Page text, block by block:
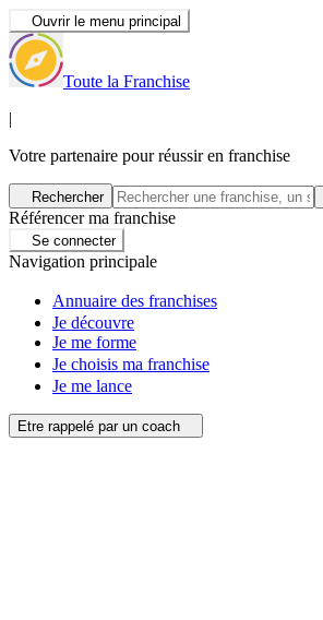
Ouvrir le menu principal
Toute la Franchise
|
Votre partenaire pour réussir en franchise
Rechercher
Référencer ma franchise
Se connecter
Navigation principale
Annuaire des franchises
Je découvre
Je me forme
Je choisis ma franchise
Je me lance
Etre rappelé par un coach